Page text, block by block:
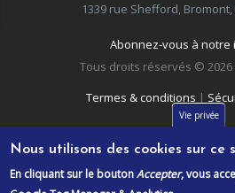
1339 rue Shefford, Bromont,
Abonnez-vous à notre
Tous droits réservés © 2026
Termes & conditions |
Vie privée
Nous utilisons des cookies sur ce
En cliquant sur le boutonAccepter, vous